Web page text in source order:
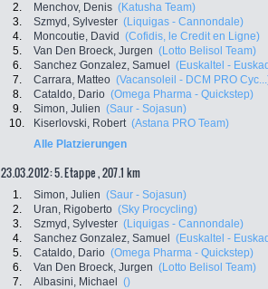
2.
Menchov, Denis (Katusha Team)
3.
Szmyd, Sylvester (Liquigas - Cannondale)
4.
Moncoutie, David (Cofidis, le Credit en Ligne)
5.
Van Den Broeck, Jurgen (Lotto Belisol Team)
6.
Sanchez Gonzalez, Samuel (Euskaltel -
7.
Carrara, Matteo (Vacansoleil - DCM PRO
8.
Cataldo, Dario (Omega Pharma - Quickstep)
9.
Simon, Julien (Saur - Sojasun)
10.
Kiserlovski, Robert (Astana PRO Team)
Alle Platzierungen
23.03.2012: 5. Etappe , 207.1 km
1. Simon, Julien (Saur - Sojasun)
2.
Uran, Rigoberto (Sky Procycling)
3.
Szmyd, Sylvester (Liquigas - Cannondale)
4.
Sanchez Gonzalez, Samuel (Euskaltel -
5.
Cataldo, Dario (Omega Pharma - Quickstep)
6.
Van Den Broeck, Jurgen (Lotto Belisol Team)
7.
Albasini, Michael ()